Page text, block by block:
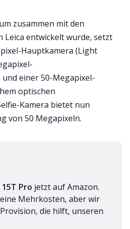
zusammen mit den
Leica entwickelt wurde, setzt
Hauptkamera (Light
einer 50-Megapixel-
optischen
Kamera bietet nun
von 50 Megapixeln.
Pro jetzt auf Amazon.
Mehrkosten, aber wir
die hilft, unseren